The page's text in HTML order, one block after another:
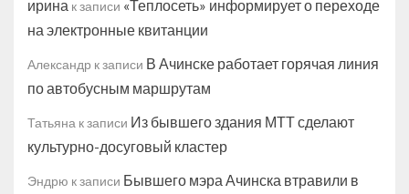
ирина к записи «Теплосеть» информирует о переходе
на электронные квитанции
Александр к записи В Ачинске работает горячая линия
по автобусным маршрутам
Татьяна к записи Из бывшего здания МТТ сделают
культурно-досуговый кластер
Эндрю к записи Бывшего мэра Ачинска втравили в